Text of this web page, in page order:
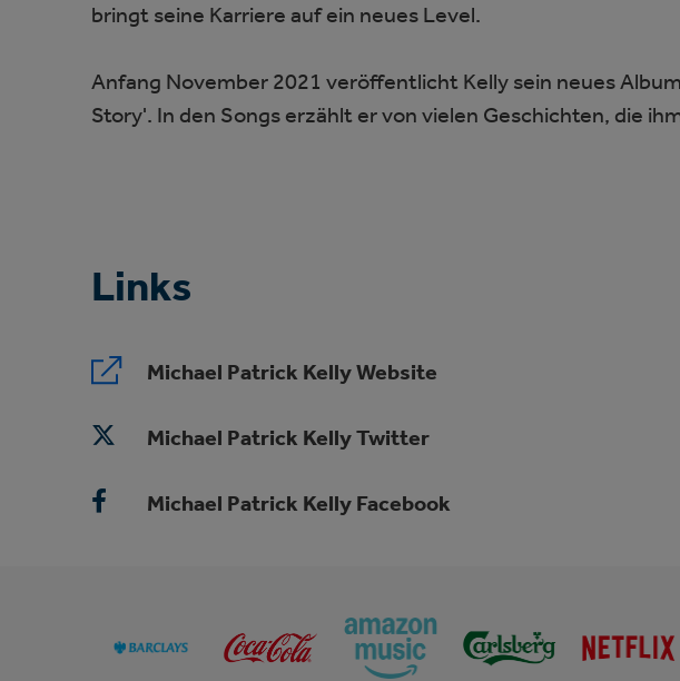
bringt seine Karriere auf ein neues Level.
Anfang November 2021 veröffentlicht Kelly sein neues
Story'. In den Songs erzählt er von vielen Geschichten, die
Links
Michael Patrick Kelly Website
Michael Patrick Kelly Twitter
Michael Patrick Kelly Facebook